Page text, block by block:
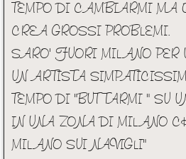
TEMPO DI CAMBIARMI MA
CREA GROSSI PROBLEMI.
SARO' FUORI MILANO PER
UN ARTISTA
TEMPO DI "BUTTARMI " SU
IN UNA ZONA DI MILANO
MILANO SUI NAVIGLI"